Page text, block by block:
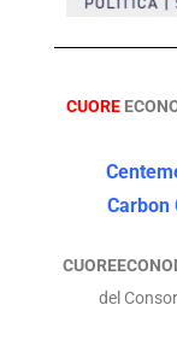
CUORE
Carbon
del